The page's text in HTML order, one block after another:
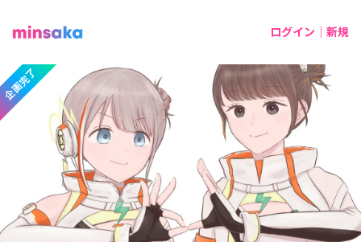
ログイン｜新規
企画完了